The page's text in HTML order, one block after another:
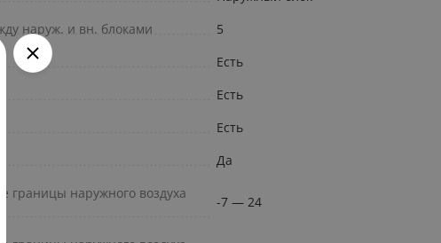
наруж. и вн. блоками
5
Есть
Есть
Есть
Да
границы наружного воздуха
-7 — 24